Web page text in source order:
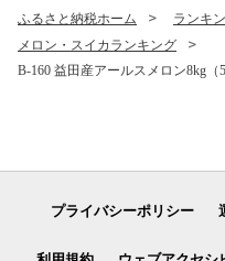
ふるさと納税ホーム ランキ
メロン・スイカランキング
B-160 益田産アールスメロン8kg（
プライバシーポリシー